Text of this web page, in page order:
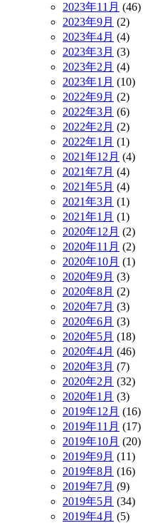
2023年11月 (46)
2023年9月 (2)
2023年4月 (4)
2023年3月 (3)
2023年2月 (4)
2023年1月 (10)
2022年9月 (2)
2022年3月 (6)
2022年2月 (2)
2022年1月 (1)
2021年12月 (4)
2021年7月 (4)
2021年5月 (4)
2021年3月 (1)
2021年1月 (1)
2020年12月 (2)
2020年11月 (2)
2020年10月 (1)
2020年9月 (3)
2020年8月 (2)
2020年7月 (3)
2020年6月 (3)
2020年5月 (18)
2020年4月 (46)
2020年3月 (7)
2020年2月 (32)
2020年1月 (3)
2019年12月 (16)
2019年11月 (17)
2019年10月 (20)
2019年9月 (11)
2019年8月 (16)
2019年7月 (9)
2019年5月 (34)
2019年4月 (5)